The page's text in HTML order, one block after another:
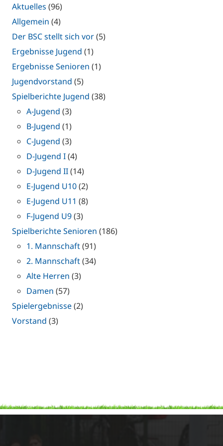
Aktuelles (96)
Allgemein (4)
Der BSC stellt sich vor(5)
Ergebnisse Jugend (1)
Ergebnisse Senioren (1)
Jugendvorstand (5)
Spielberichte Jugend (38)
A-Jugend (3)
B-Jugend (1)
C-Jugend (3)
D-Jugend I(4)
D-Jugend II(14)
E-Jugend U10(2)
E-Jugend U11 (8)
F-Jugend U9(3)
Spielberichte Senioren (186)
1. Mannschaft(91)
2. Mannschaft(34)
Alte Herren (3)
Damen (57)
Spielergebnisse(2)
Vorstand (3)